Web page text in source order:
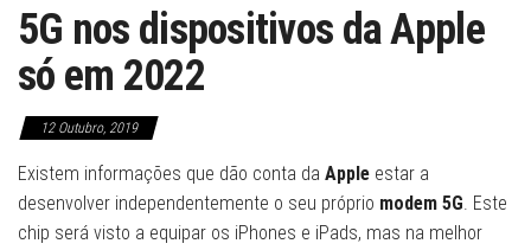
5G nos dispositivos da Apple
só em 2022
12 Outubro, 2019
Existem informações que dão conta da Apple estar a
desenvolver independentemente o seu próprio modem 5G. Este
chip será visto a equipar os iPhones e iPads, mas na melhor